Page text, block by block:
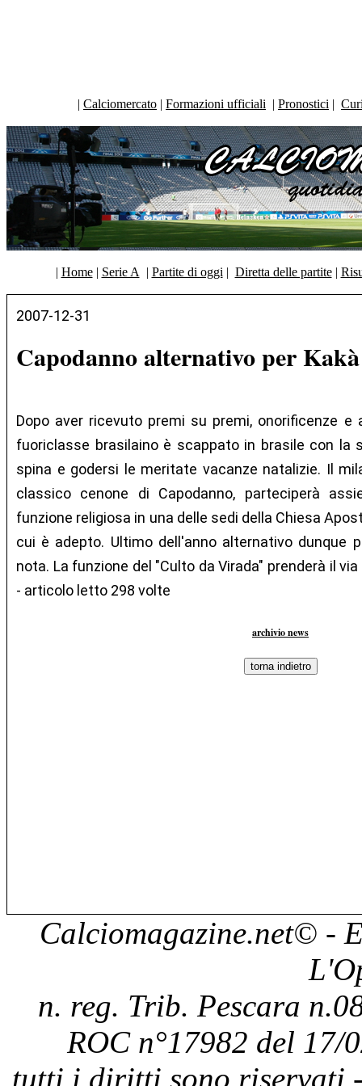
| Calciomercato | Formazioni ufficiali | Pronostici |
| Home| Serie A | Partite di oggi | Diretta delle partite|
2007-12-31
Capodanno alternativo per Kakà
Dopo aver ricevuto premi su premi, onorificenze
fuoriclasse brasilaino è scappato in brasile con la
spina e godersi le meritate vacanze natalizie. Il
classico cenone di Capodanno, parteciperà
funzione religiosa in una delle sedi della Chiesa
cui è adepto. Ultimo dell'anno alternativo dunque
nota. La funzione del "Culto da Virada" prenderà il
- articolo letto 298 volte
archivio news
Calciomagazine.net© -
n. reg. Trib. Pescara
ROC n°17982 del 17/
tutti i diritti sono riservati